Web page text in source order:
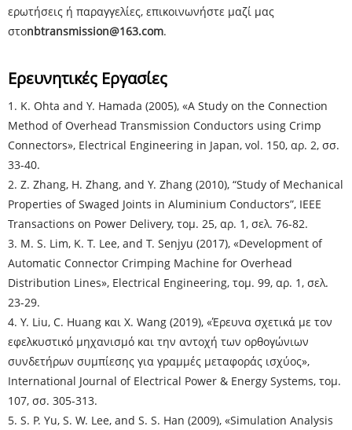
ερωτήσεις ή παραγγελίες, επικοινωνήστε μαζί μας
στοnbtransmission@163.com.
Ερευνητικές Εργασίες
1. K. Ohta and Y. Hamada (2005), «A Study on the Connection
Method of Overhead Transmission Conductors using Crimp
Connectors», Electrical Engineering in Japan, vol. 150, αρ. 2, σσ.
33-40.
2. Z. Zhang, H. Zhang, and Y. Zhang (2010), “Study of Mechanical
Properties of Swaged Joints in Aluminium Conductors”, IEEE
Transactions on Power Delivery, τομ. 25, αρ. 1, σελ. 76-82.
3. M. S. Lim, K. T. Lee, and T. Senjyu (2017), «Development of
Automatic Connector Crimping Machine for Overhead
Distribution Lines», Electrical Engineering, τομ. 99, αρ. 1, σελ.
23-29.
4. Y. Liu, C. Huang και X. Wang (2019), «Έρευνα σχετικά με τον
εφελκυστικό μηχανισμό και την αντοχή των ορθογώνιων
συνδετήρων συμπίεσης για γραμμές μεταφοράς ισχύος»,
International Journal of Electrical Power & Energy Systems, τομ.
107, σσ. 305-313.
5. S. P. Yu, S. W. Lee, and S. S. Han (2009), «Simulation Analysis